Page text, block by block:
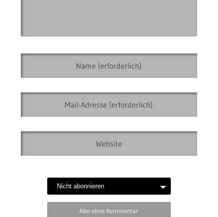
Abo ohne Kommentar